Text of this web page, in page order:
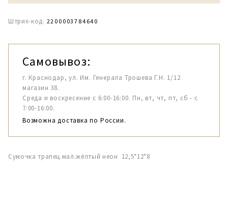
Штрих-код: 2200003784640
Самовывоз:
г. Краснодар, ул. Им. Генерала Трошева Г.Н. 1/12
магазин 38.
Среда и воскресение с 6:00-16:00. Пн, вт, чт, пт, сб - с
7:00-16:00.
Возможна доставка по России.
Сумочка трапец.мал.жёлтый неон 12,5*12*8